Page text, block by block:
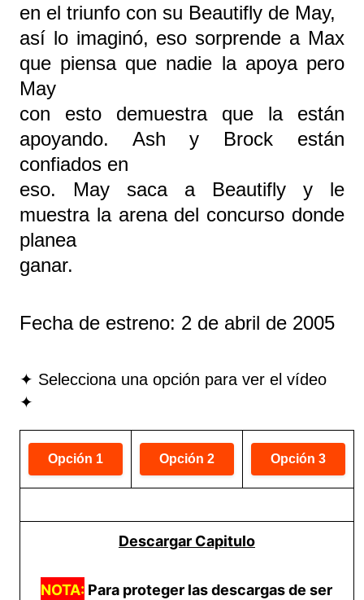
en el triunfo con su Beautifly de May,
así lo imaginó, eso sorprende a Max
que piensa que nadie la apoya pero
May
con esto demuestra que la están
apoyando. Ash y Brock están
confiados en
eso. May saca a Beautifly y le
muestra la arena del concurso donde
planea
ganar.
Fecha de estreno: 2 de abril de 2005
✦ Selecciona una opción para ver el vídeo
✦
Descargar Capitulo
NOTA: Para proteger las descargas de ser